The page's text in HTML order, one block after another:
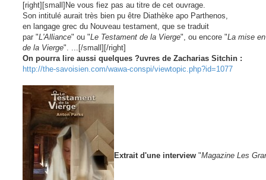
[right][small]Ne vous fiez pas au titre de cet ouvrage.
Son intitulé aurait très bien pu être Diathèke apo Parthenos,
en langage grec du Nouveau testament, que se traduit
par "L'Alliance" ou "Le Testament de la Vierge", ou encore "La mise
de la Vierge". ...[/small][/right]
On pourra lire aussi quelques ?uvres de Zacharias Sitchin :
http://the-savoisien.com/wawa-conspi/viewtopic.php?id=1077
Extrait d'une interview "Magazine Les